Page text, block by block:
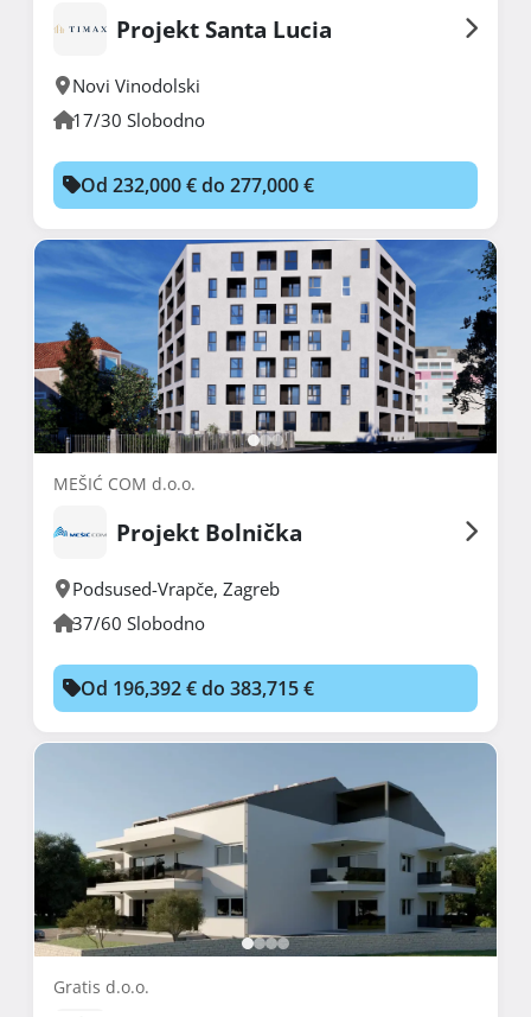
Projekt Santa Lucia
Novi Vinodolski
17/30 Slobodno
Od 232,000 € do 277,000 €
MEŠIĆ COM d.o.o.
Projekt Bolnička
Podsused-Vrapče, Zagreb
37/60 Slobodno
Od 196,392 € do 383,715 €
Gratis d.o.o.